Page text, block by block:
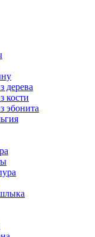
дерева
кости
эбонита